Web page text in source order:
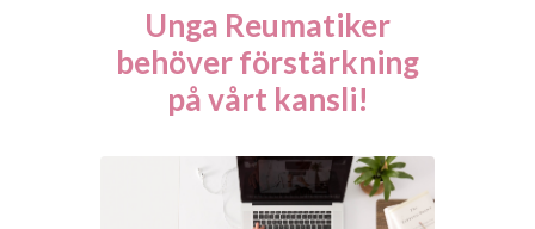
Unga Reumatiker
behöver förstärkning
på vårt kansli!